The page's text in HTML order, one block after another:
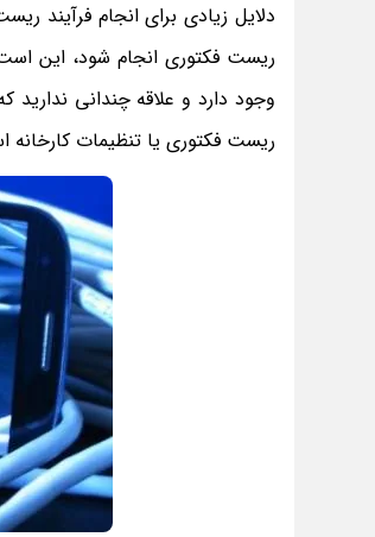
دلایل زیادی برای انجام فرآیند
ریست فکتوری انجام شود، این
وجود دارد و علاقه چندانی ندارید
ریست فکتوری یا تنظیمات